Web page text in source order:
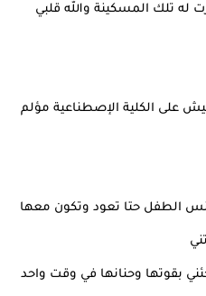
له تلك المسكينة والله قلبي
على الكلية الإصطناعية مؤلم
الطفل حتا تعود وتكون معها
بقوتها وحنانها في وقت واحد